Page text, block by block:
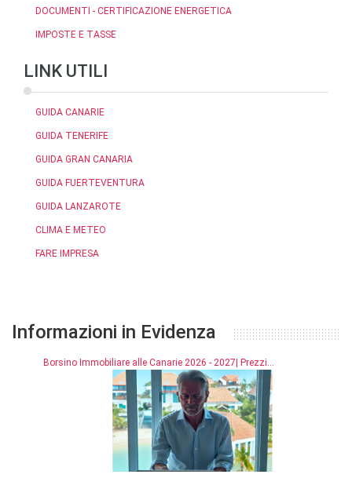
DOCUMENTI - CERTIFICAZIONE ENERGETICA
IMPOSTE E TASSE
LINK UTILI
GUIDA CANARIE
GUIDA TENERIFE
GUIDA GRAN CANARIA
GUIDA FUERTEVENTURA
GUIDA LANZAROTE
CLIMA E METEO
FARE IMPRESA
Informazioni in Evidenza
Borsino Immobiliare alle Canarie 2026 - 2027| Prezzi...